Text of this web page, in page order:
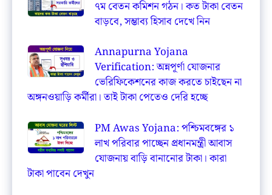
৭ম বেতন কমিশন গঠন। কত টাকা বেতন
বাড়বে, সম্ভাব্য হিসাব দেখে নিন
Annapurna Yojana
Verification: অন্নপূর্ণা যোজনার
ভেরিফিকেশনের কাজ করতে চাইছেন না
অঙ্গনওয়াড়ি কর্মীরা। তাই টাকা পেতেও দেরি হচ্ছে
PM Awas Yojana: পশ্চিমবঙ্গের ১
লাখ পরিবার পাচ্ছেন প্রধানমন্ত্রী আবাস
যোজনায় বাড়ি বানানোর টাকা। কারা
টাকা পাবেন দেখুন